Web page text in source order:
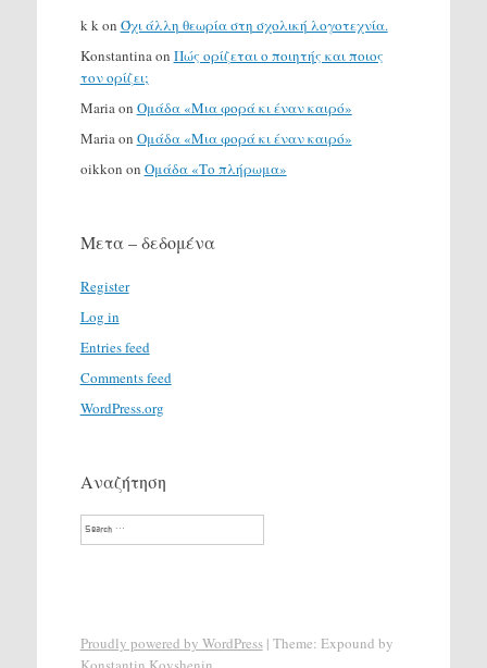
k k on Όχι άλλη θεωρία στη σχολική λογοτεχνία.
Konstantina on Πώς ορίζεται ο ποιητής και ποιος
τον ορίζει;
Maria on Ομάδα «Μια φορά κι έναν καιρό»
Maria on Ομάδα «Μια φορά κι έναν καιρό»
oikkon on Ομάδα «Το πλήρωμα»
Μετα – δεδομένα
Register
Log in
Entries feed
Comments feed
WordPress.org
Αναζήτηση
Search
Proudly powered by WordPress| Theme: Expound by